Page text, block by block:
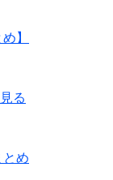
】
る
とめ